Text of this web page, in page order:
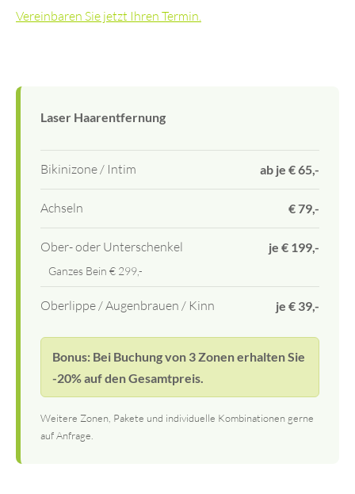
Vereinbaren Sie jetzt Ihren Termin.
Laser Haarentfernung
Bikinizone / Intim ab je € 65,-
Achseln € 79,-
Ober- oder Unterschenkel je € 199,-
Ganzes Bein € 299,-
Oberlippe / Augenbrauen / Kinn je € 39,-
Bonus: Bei Buchung von 3 Zonen erhalten Sie
-20% auf den Gesamtpreis.
Weitere Zonen, Pakete und individuelle Kombinationen gerne
auf Anfrage.